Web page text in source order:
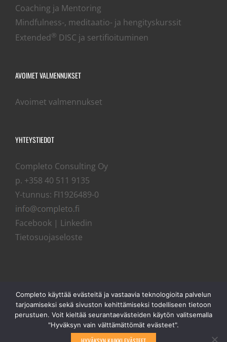
Coaching ja Mentoring
Mindfulness-, meditaatio- ja hengityskurssit
Extended® DISC ja sertifioituminen
AVOIMET VALMENNUKSET
Avoimet valmennukset
YHTEYSTIEDOT
Completo Consulting Oy
p. +358 40 511 9135
Y-tunnus: FI1926489-0
Facebook | Linkedin
Tietosuojaseloste
Completo käyttää evästeitä ja vastaavia teknologioita palvelun
tarjoamiseksi sekä sivuston kehittämiseksi todelliseen tietoon
perustuen. Voit kieltää seurantaevästeiden käytön valitsemalla
"Hyväksyn vain välttämättömät evästeet".